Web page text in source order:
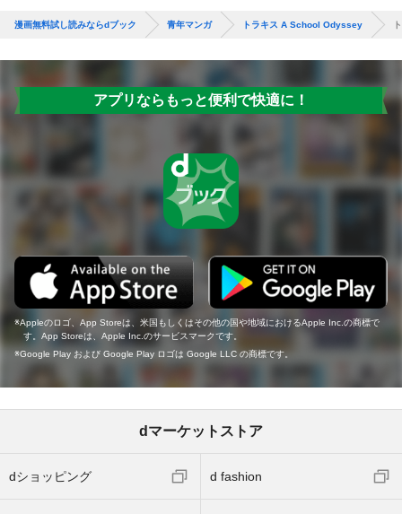
漫画無料試し読みならdブック 青年マンガ トラキス A School Odyssey
アプリならもっと便利で快適に！
Appleのロゴ、App Storeは、米国もしくはその他の国や地域におけるApple Inc.の商標で
す。App Storeは、Apple Inc.のサービスマークです。
Google Play および Google Play ロゴは Google LLC の商標です。
dマーケットストア
dショッピング d fashion